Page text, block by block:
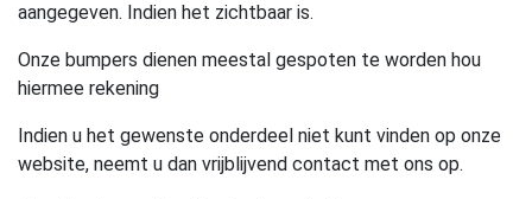
aangegeven. Indien het zichtbaar is.
Onze bumpers dienen meestal gespoten te worden hou
hiermee rekening
Indien u het gewenste onderdeel niet kunt vinden op onze
website, neemt u dan vrijblijvend contact met ons op.